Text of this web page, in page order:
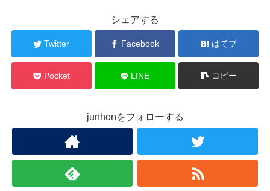
シェアする
Twitter Facebook はてブ
Pocket LINE コピー
junhonをフォローする